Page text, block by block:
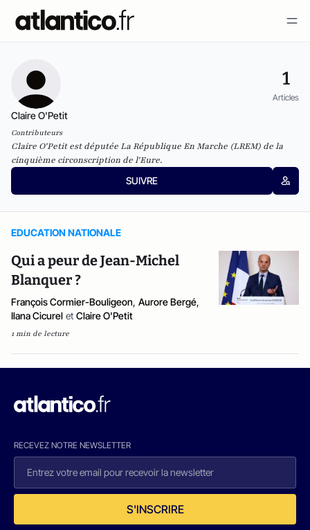
1
Articles
Claire O'Petit
Contributeurs
Claire O'Petit est députée La République En Marche (LREM) de la
cinquième circonscription de l'Eure.
SUIVRE
EDUCATION NATIONALE
Qui a peur de Jean-Michel
Blanquer ?
François Cormier-Bouligeon, Aurore Bergé,
Ilana Cicurel et Claire O'Petit
1 min de lecture
RECEVEZ NOTRE NEWSLETTER
S'INSCRIRE